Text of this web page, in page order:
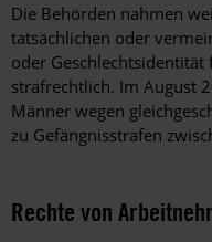
Die Behörden nahmen
tatsächlichen oder
oder
strafrechtlich. Im August
Männer wegen
zu Gefängnisstrafen
Rechte von